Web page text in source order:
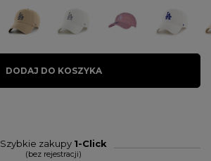
DODAJ DO KOSZYKA
Szybkie zakupy 1-Click
(bez rejestracji)